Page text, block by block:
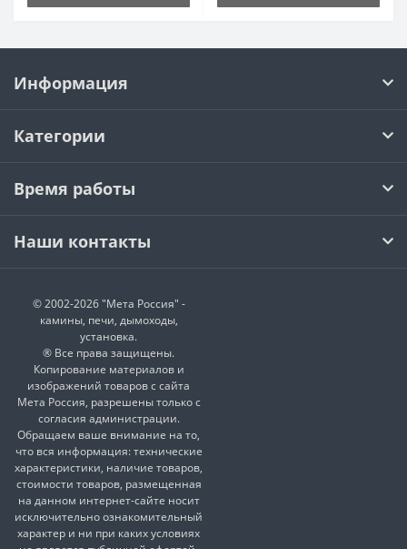
Информация
Категории
Время работы
Наши контакты
© 2002-2026 "Мета Россия" -
камины, печи, дымоходы,
установка.
® Все права защищены.
Копирование материалов и
изображений товаров с сайта
Мета Россия, разрешены только с
согласия администрации.
Обращаем ваше внимание на то,
что вся информация: технические
характеристики, наличие товаров,
стоимости товаров, размещенная
на данном интернет-сайте носит
исключительно ознакомительный
характер и ни при каких условиях